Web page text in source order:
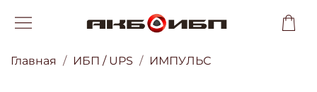
Главная ИБП / UPS ИМПУЛЬС